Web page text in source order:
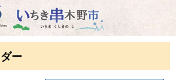
いちき串木野市
ー